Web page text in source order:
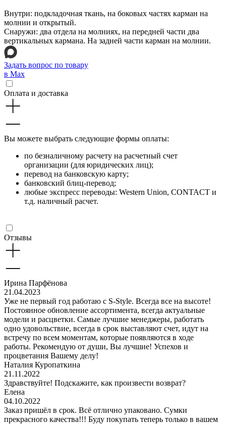
Внутри: подкладочная ткань, на боковых частях карман на
молнии и открытый.
Снаружи: два отдела на молниях, на передней части два
вертикальных кармана. На задней части карман на молнии.
Задать вопрос по товару
в Max
Оплата и доставка
Вы можете выбрать следующие формы оплаты:
по безналичному расчету на расчетный счет
организации (для юридических лиц);
перевод на банковскую карту;
банковский блиц-перевод;
любые экспресс переводы: Western Union, CONTACT и
т.д. наличный расчет.
Отзывы
Ирина Парфёнова
21.04.2023
Уже не первый год работаю с S-Style. Всегда все на высоте!
Постоянное обновление ассортимента, всегда актуальные
модели и расцветки. Самые лучшие менеджеры, работать
одно удовольствие, всегда в срок выставляют счет, идут на
встречу по всем моментам, которые появляются в ходе
работы. Рекомендую от души, Вы лучшие! Успехов и
процветания Вашему делу!
Наталия Куропаткина
21.11.2022
Здравствуйте! Подскажите, как произвести возврат?
Елена
04.10.2022
Заказ пришёл в срок. Всё отлично упаковано. Сумки
прекрасного качества!!! Буду покупать теперь только в вашем